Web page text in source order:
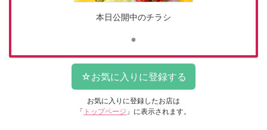
本日公開中のチラシ
お気に入りに登録したお店は
「 トップページ 」に表示されます。